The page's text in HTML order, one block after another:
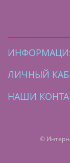
ЛИЧНЫЙ
НАШИ
©